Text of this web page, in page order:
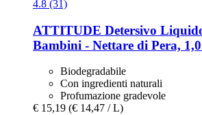
4.8 (31)
ATTITUDE Detersivo
Bambini -​ Nettare di Pera,
Biodegradabile
Con ingredienti naturali
Profumazione gradevole
€ 15,19 (€ 14,47 / L)